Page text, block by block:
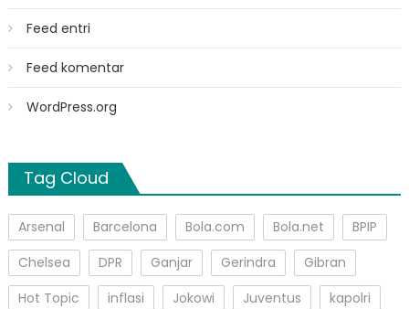
Feed entri
Feed komentar
WordPress.org
Tag Cloud
Arsenal Barcelona Bola.com Bola.net
BPIP
Chelsea
DPR Ganjar Gerindra
Gibran
Hot Topic
inflasi Jokowi Juventus
kapolri